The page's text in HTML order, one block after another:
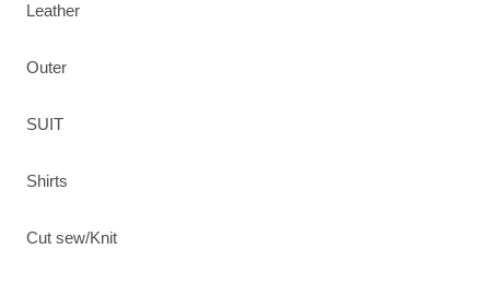
Leather
Outer
SUIT
Shirts
Cut sew/Knit